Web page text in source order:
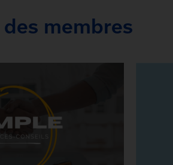
membres